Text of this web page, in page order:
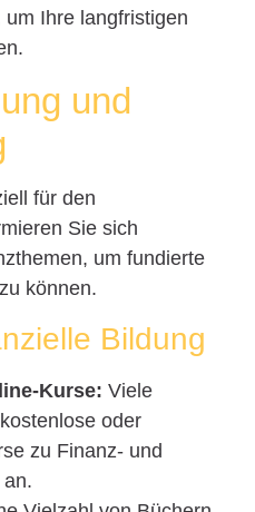
Ihre langfristigen
und
für den
Sie sich
um fundierte
können.
Bildung
Kurse: Viele
oder
zu Finanz- und